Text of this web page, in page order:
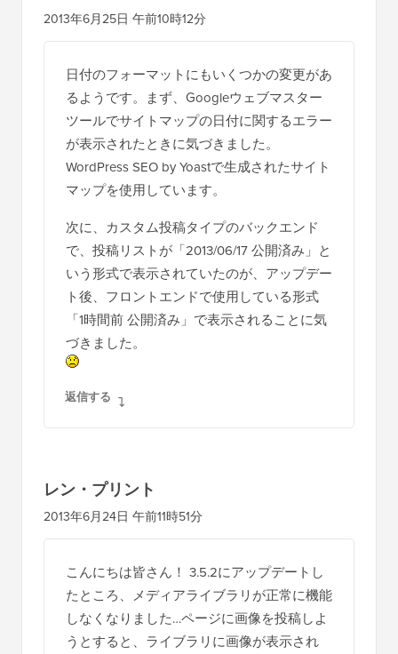
2013年6月25日 午前10時12分
日付のフォーマットにもいくつかの変更があ
るようです。まず、Googleウェブマスター
ツールでサイトマップの日付に関するエラー
が表示されたときに気づきました。
WordPress SEO by Yoastで生成されたサイト
マップを使用しています。
次に、カスタム投稿タイプのバックエンド
で、投稿リストが「2013/06/17 公開済み」と
いう形式で表示されていたのが、アップデー
ト後、フロントエンドで使用している形式
「1時間前 公開済み」で表示されることに気
づきました。
返信する
レン・プリント
2013年6月24日 午前11時51分
こんにちは皆さん！ 3.5.2にアップデートし
たところ、メディアライブラリが正常に機能
しなくなりました…ページに画像を投稿しよ
うとすると、ライブラリに画像が表示され